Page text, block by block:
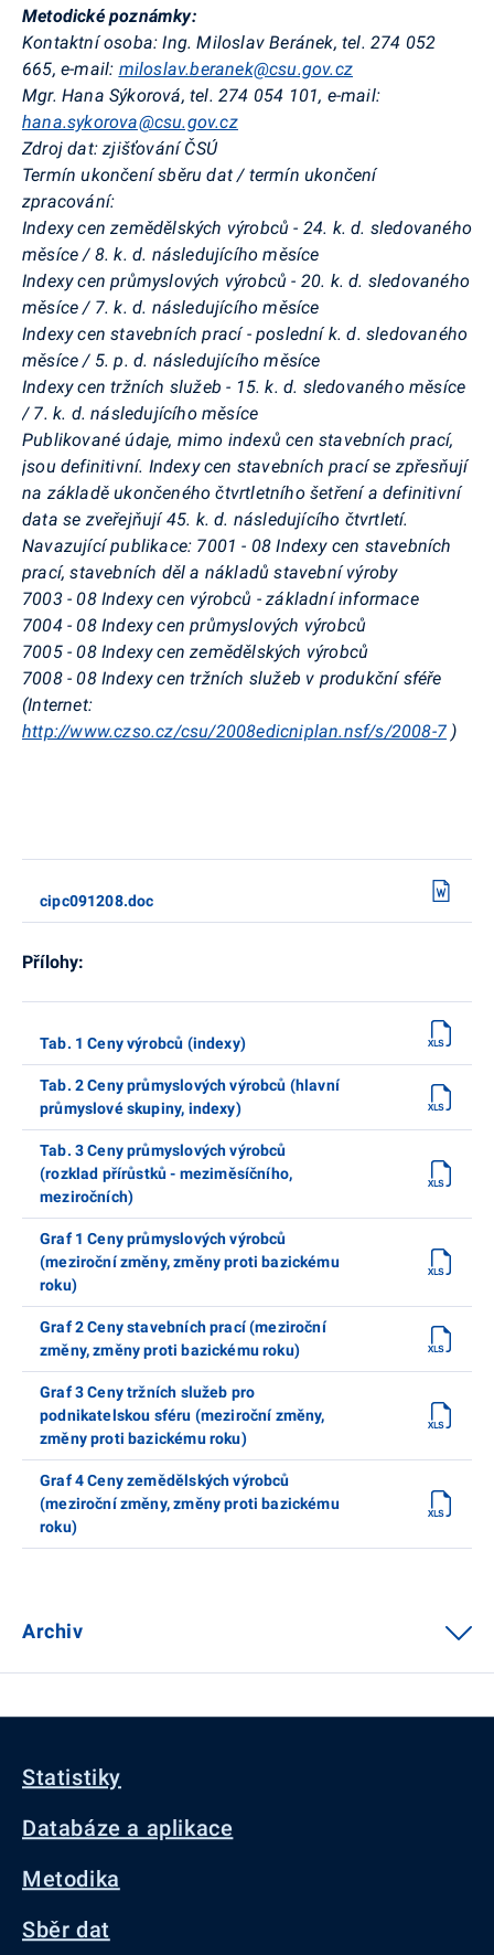
Metodické poznámky:
Kontaktní osoba: Ing. Miloslav Beránek, tel. 274 052
665, e-mail: miloslav.beranek@csu.gov.cz
Mgr. Hana Sýkorová, tel. 274 054 101, e-mail:
hana.sykorova@csu.gov.cz
Zdroj dat: zjišťování ČSÚ
Termín ukončení sběru dat / termín ukončení
zpracování:
Indexy cen zemědělských výrobců - 24. k. d. sledovaného
měsíce / 8. k. d. následujícího měsíce
Indexy cen průmyslových výrobců - 20. k. d. sledovaného
měsíce / 7. k. d. následujícího měsíce
Indexy cen stavebních prací - poslední k. d. sledovaného
měsíce / 5. p. d. následujícího měsíce
Indexy cen tržních služeb - 15. k. d. sledovaného měsíce
/ 7. k. d. následujícího měsíce
Publikované údaje, mimo indexů cen stavebních prací,
jsou definitivní. Indexy cen stavebních prací se zpřesňují
na základě ukončeného čtvrtletního šetření a definitivní
data se zveřejňují 45. k. d. následujícího čtvrtletí.
Navazující publikace: 7001 - 08 Indexy cen stavebních
prací, stavebních děl a nákladů stavební výroby
7003 - 08 Indexy cen výrobců - základní informace
7004 - 08 Indexy cen průmyslových výrobců
7005 - 08 Indexy cen zemědělských výrobců
7008 - 08 Indexy cen tržních služeb v produkční sféře
(Internet:
http://www.czso.cz/csu/2008edicniplan.nsf/s/2008-7 )
cipc091208.doc
Přílohy:
Tab. 1 Ceny výrobců (indexy)
Tab. 2 Ceny průmyslových výrobců (hlavní
průmyslové skupiny, indexy)
Tab. 3 Ceny průmyslových výrobců
(rozklad přírůstků - meziměsíčního,
meziročních)
Graf 1 Ceny průmyslových výrobců
(meziroční změny, změny proti bazickému
roku)
Graf 2 Ceny stavebních prací (meziroční
změny, změny proti bazickému roku)
Graf 3 Ceny tržních služeb pro
podnikatelskou sféru (meziroční změny,
změny proti bazickému roku)
Graf 4 Ceny zemědělských výrobců
(meziroční změny, změny proti bazickému
roku)
Archiv
Statistiky
Databáze a aplikace
Metodika
Sběr dat